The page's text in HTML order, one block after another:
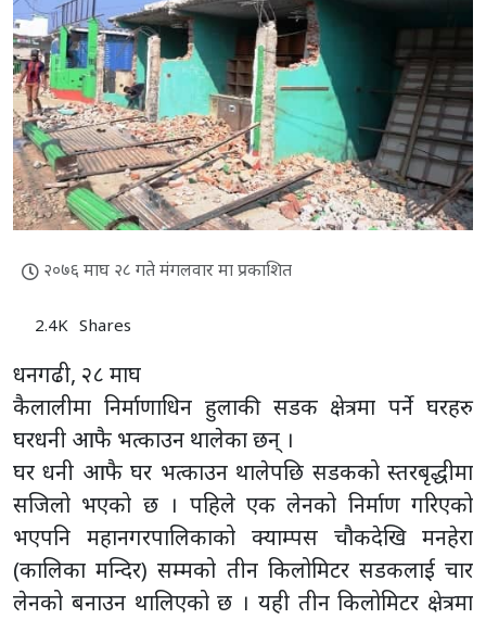
२०७६ माघ २८ गते मंगलवार मा प्रकाशित
2.4K Shares
धनगढी, २८ माघ
कैलालीमा निर्माणाधिन हुलाकी सडक क्षेत्रमा पर्ने घरहरु
घरधनी आफै भत्काउन थालेका छन् ।
घर धनी आफै घर भत्काउन थालेपछि सडकको स्तरबृद्धीमा
सजिलो भएको छ । पहिले एक लेनको निर्माण गरिएको
भएपनि महानगरपालिकाको क्याम्पस चौकदेखि मनहेरा
(कालिका मन्दिर) सम्मको तीन किलोमिटर सडकलाई चार
लेनको बनाउन थालिएको छ । यही तीन किलोमिटर क्षेत्रमा